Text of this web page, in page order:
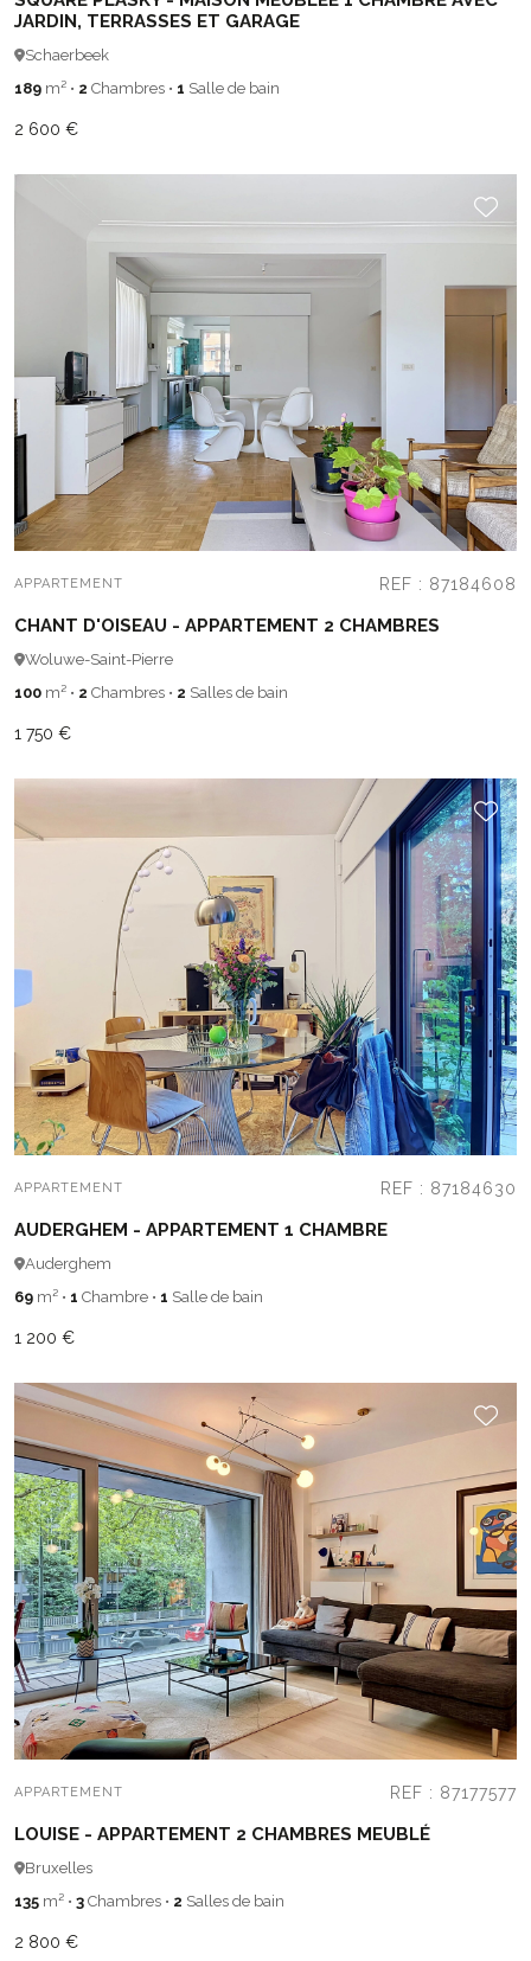
JARDIN, TERRASSES ET GARAGE
Schaerbeek
189 m² • 2 Chambres • 1 Salle de bain
2 600 €
APPARTEMENT REF : 87184608
CHANT D'OISEAU - APPARTEMENT 2 CHAMBRES
Woluwe-Saint-Pierre
100 m² • 2 Chambres • 2 Salles de bain
1 750 €
APPARTEMENT REF : 87184630
AUDERGHEM - APPARTEMENT 1 CHAMBRE
Auderghem
69 m² • 1 Chambre • 1 Salle de bain
1 200 €
APPARTEMENT REF : 87177577
LOUISE - APPARTEMENT 2 CHAMBRES MEUBLÉ
Bruxelles
135 m² • 3 Chambres • 2 Salles de bain
2 800 €